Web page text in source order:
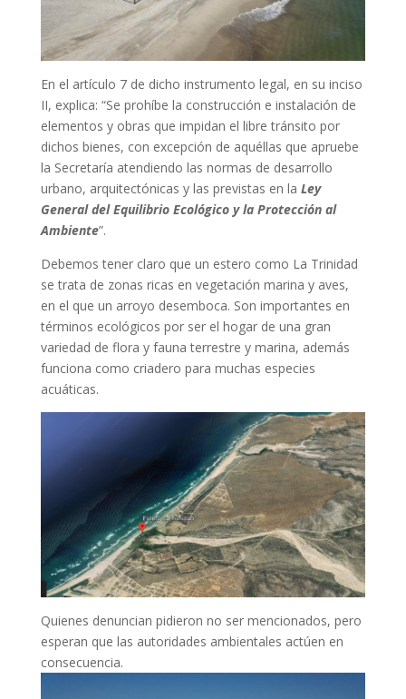
En el artículo 7 de dicho instrumento legal, en su inciso
II, explica: “Se prohíbe la construcción e instalación de
elementos y obras que impidan el libre tránsito por
dichos bienes, con excepción de aquéllas que apruebe
la Secretaría atendiendo las normas de desarrollo
urbano, arquitectónicas y las previstas en la Ley
General del Equilibrio Ecológico y la Protección al
Ambiente”.
Debemos tener claro que un estero como La Trinidad
se trata de zonas ricas en vegetación marina y aves,
en el que un arroyo desemboca. Son importantes en
términos ecológicos por ser el hogar de una gran
variedad de flora y fauna terrestre y marina, además
funciona como criadero para muchas especies
acuáticas.
Quienes denuncian pidieron no ser mencionados, pero
esperan que las autoridades ambientales actúen en
consecuencia.